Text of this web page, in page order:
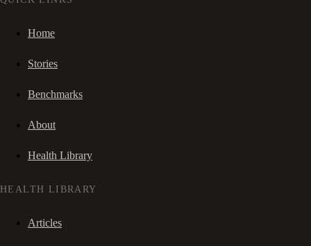
Home
Stories
Benchmarks
About
Health Library
HEALTH LIBRARY
Articles